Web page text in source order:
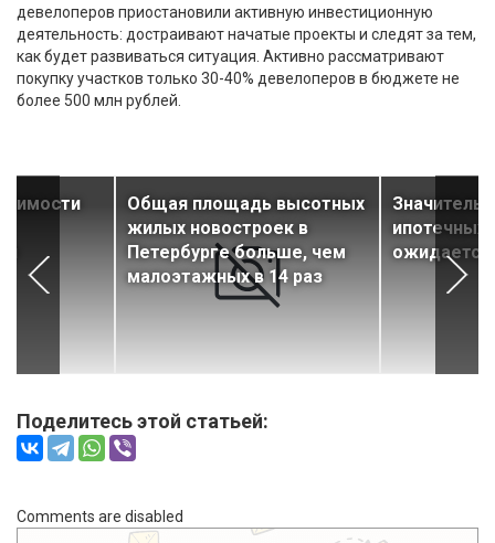
девелоперов приостановили активную инвестиционную
деятельность: достраивают начатые проекты и следят за тем,
как будет развиваться ситуация. Активно рассматривают
покупку участков только 30-40% девелоперов в бюджете не
более 500 млн рублей.
Общая площадь высотных
жилых новостроек в
Петербурге больше, чем
малоэтажных в 14 раз
ипотечных
ожидается
Поделитесь этой статьей:
Comments are disabled